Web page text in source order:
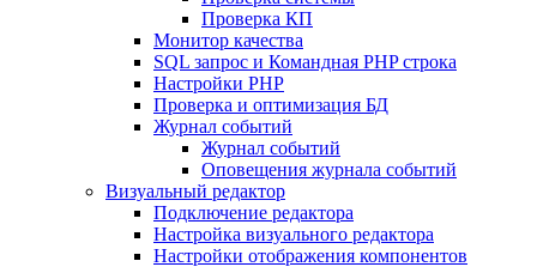
Проверка КП
Монитор качества
SQL запрос и Командная PHP строка
Настройки PHP
Проверка и оптимизация БД
Журнал событий
Журнал событий
Оповещения журнала событий
Визуальный редактор
Подключение редактора
Настройка визуального редактора
Настройки отображения компонентов